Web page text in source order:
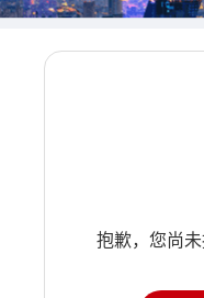
抱歉，您尚未